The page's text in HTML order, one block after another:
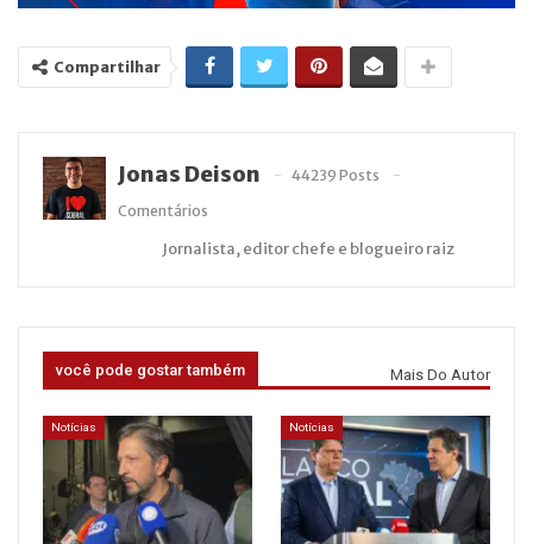
Compartilhar
Jonas Deison
44239 Posts
Comentários
Jornalista, editor chefe e blogueiro raiz
você pode gostar também Mais Do Autor
Notícias Notícias